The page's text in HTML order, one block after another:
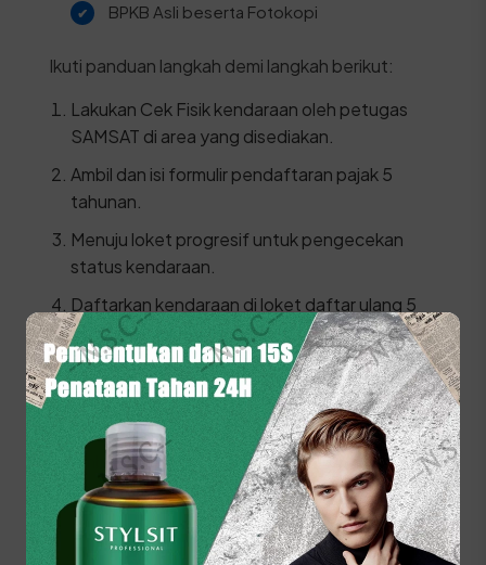
BPKB Asli beserta Fotokopi
Ikuti panduan langkah demi langkah berikut:
Lakukan Cek Fisik kendaraan oleh petugas
SAMSAT di area yang disediakan.
Ambil dan isi formulir pendaftaran pajak 5
tahunan.
Menuju loket progresif untuk pengecekan
status kendaraan.
Daftarkan kendaraan di loket daftar ulang 5
tahun dengan menyerahkan berkas dan hasil
cek fisik.
Lakukan pembayaran pajak dan biaya PNBP
pelat nomor di kasir.
Ambil STNK, SKPD, dan Plat Nomor (TNKB)
baru di loket penyerahan.
⚠️ Kendaraan fisik wajib dibawa langsung ke lokasi